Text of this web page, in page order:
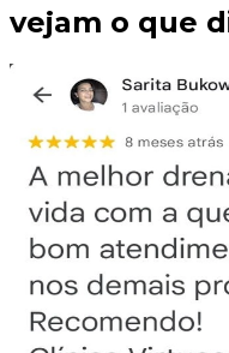
vejam o que